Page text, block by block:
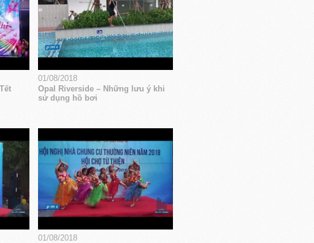
01/08/2018
Opal Riverside – Những lưu ý khi
sử dụng hồ bơi
01/08/2018